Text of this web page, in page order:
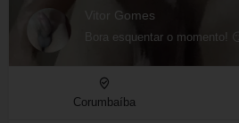
Vitor Gomes
Bora esquentar o momento! 😏
Corumbaíba